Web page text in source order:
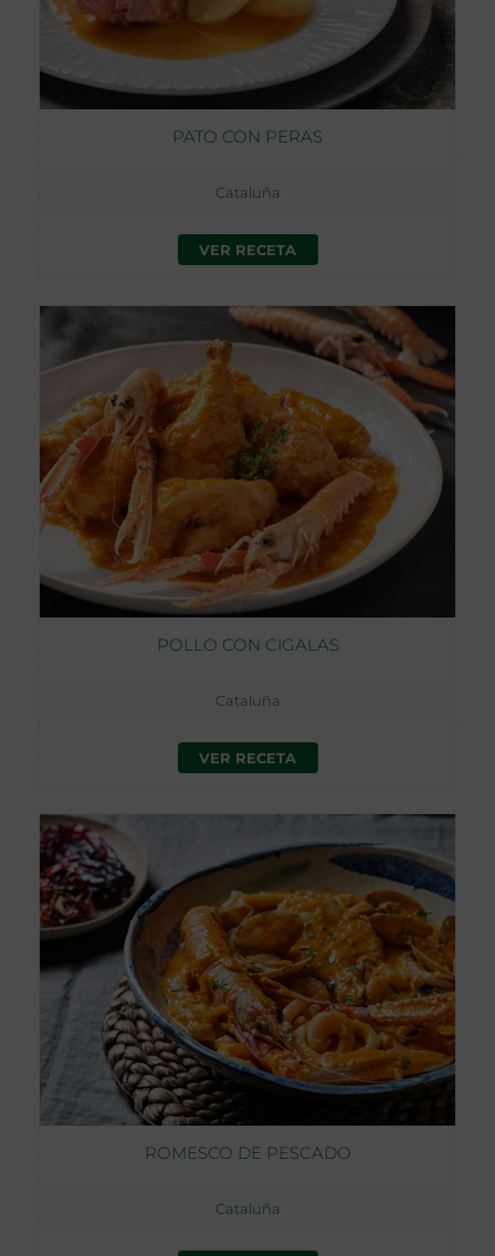
PATO CON PERAS
Cataluña
VER RECETA
POLLO CON CIGALAS
Cataluña
VER RECETA
ROMESCO DE PESCADO
Cataluña